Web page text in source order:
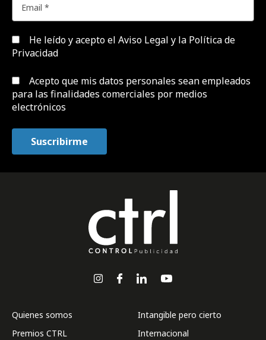
He leído y acepto el Aviso Legal y la Política de
Privacidad
Acepto que mis datos personales sean empleados
para las finalidades comerciales por medios
electrónicos
Quienes somos
Premios CTRL
Intangible pero cierto
Internacional